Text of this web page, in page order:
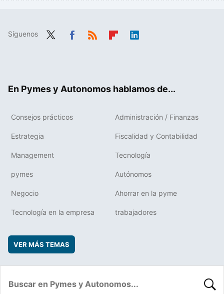
Síguenos
En Pymes y Autonomos hablamos de...
Consejos prácticos Administración / Finanzas
Estrategia Fiscalidad y Contabilidad
Management Tecnología
pymes Autónomos
Negocio Ahorrar en la pyme
Tecnología en la empresa trabajadores
VER MÁS TEMAS